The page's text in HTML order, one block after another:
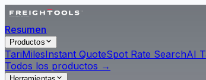
Resumen
Productos
TariMilesInstant QuoteSpot Rate SearchAI
Todos los productos →